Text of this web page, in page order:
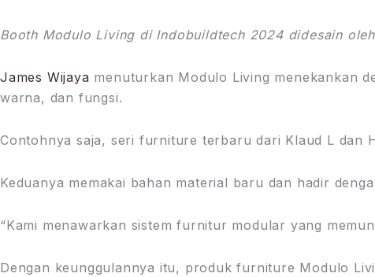
Booth Modulo Living di Indobuildtech 2024 didesain
James Wijaya menuturkan Modulo Living menekankan
warna, dan fungsi.
Contohnya saja, seri furniture terbaru dari Klaud L dan
Keduanya memakai bahan material baru dan hadir
“Kami menawarkan sistem furnitur modular yang
Dengan keunggulannya itu, produk furniture Modulo